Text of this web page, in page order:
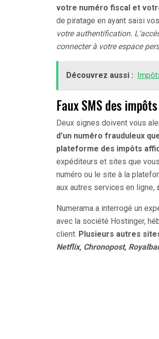
votre numéro fiscal et
de piratage en ayant saisi
votre authentification.
connecter à votre espace
Découvrez aussi :
Faux SMS des
Deux signes doivent vous
d’un numéro frauduleux
plateforme des impôts
expéditeurs et sites que
numéro ou le site à la
aux autres services en ligne,
Numerama a interrogé un
avec la société Hostinger,
client. Plusieurs autres
Netflix, Chronopost,